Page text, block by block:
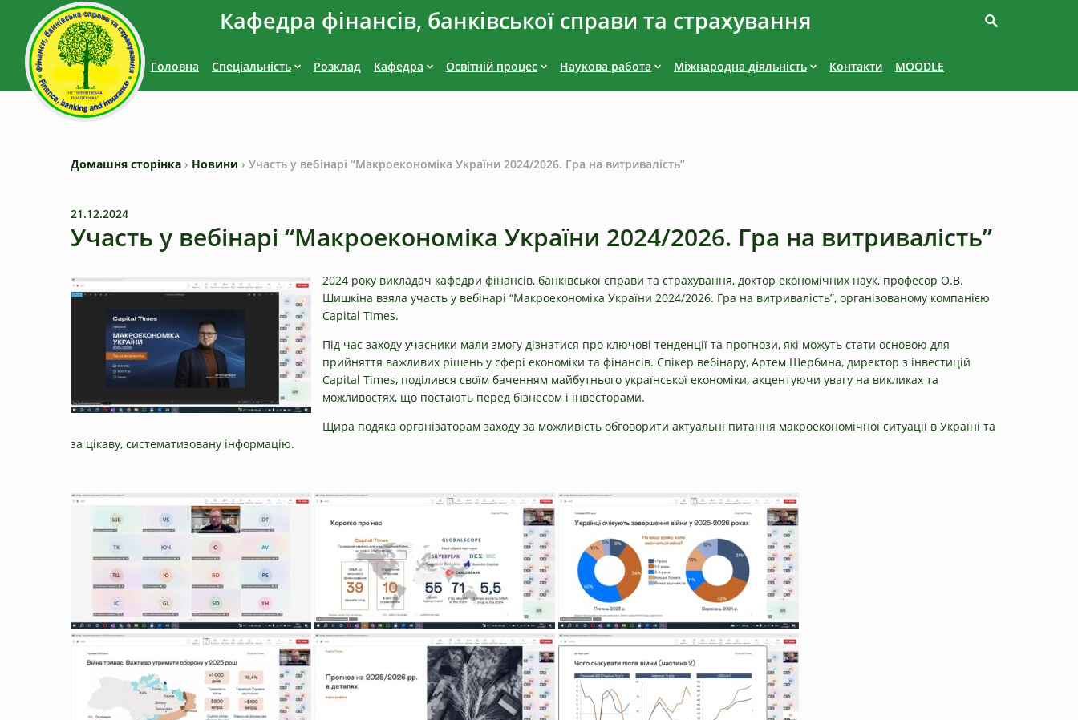
Кафедра фінансів, банківської справи та страхування
Головна Спеціальність Розклад Кафедра Освітній процес Наукова работа Міжнародна діяльність Контакти MOODLE
Домашня сторінка › Новини › Участь у вебінарі “Макроекономіка України 2024/2026. Гра на витривалість”
21.12.2024
Участь у вебінарі “Макроекономіка України 2024/2026. Гра на витривалість”
2024 року викладач кафедри фінансів, банківської справи та страхування, доктор економічних наук, професор О.В.
Шишкіна взяла участь у вебінарі “Макроекономіка України 2024/2026. Гра на витривалість”, організованому компанією
Capital Times.
Під час заходу учасники мали змогу дізнатися про ключові тенденції та прогнози, які можуть стати основою для
прийняття важливих рішень у сфері економіки та фінансів. Спікер вебінару, Артем Щербина, директор з інвестицій
Capital Times, поділився своїм баченням майбутнього української економіки, акцентуючи увагу на викликах та
можливостях, що постають перед бізнесом і інвесторами.
Щира подяка організаторам заходу за можливість обговорити актуальні питання макроекономічної ситуації в Україні та
за цікаву, систематизовану інформацію.